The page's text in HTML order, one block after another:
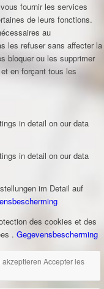
fournir les services
de leurs fonctions.
au
les refuser sans affecter la
bloquer ou les supprimer
en forçant tous les
in detail on our data
in detail on our data
im Detail auf
des cookies et des
. Gegevensbescherming
Accepter les